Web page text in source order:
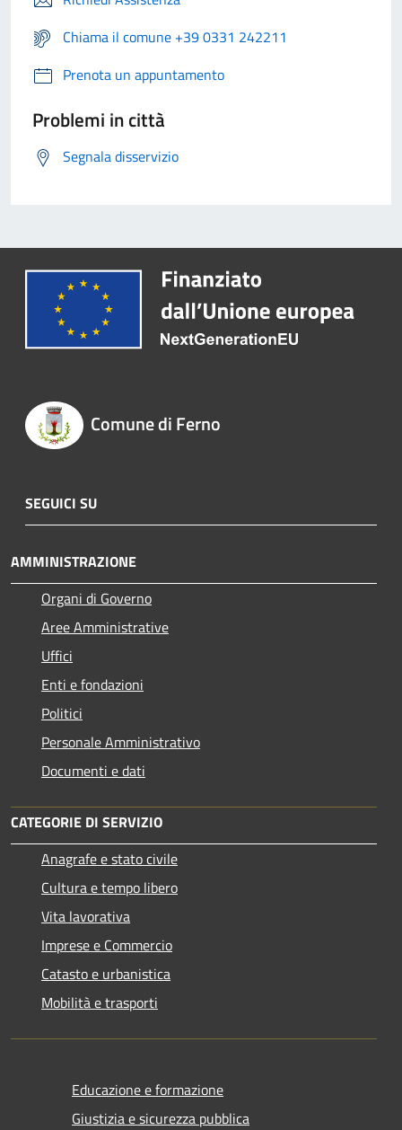
Chiama il comune +39 0331 242211
Prenota un appuntamento
Problemi in città
Segnala disservizio
Comune di Ferno
SEGUICI SU
AMMINISTRAZIONE
Organi di Governo
Aree Amministrative
Uffici
Enti e fondazioni
Politici
Personale Amministrativo
Documenti e dati
CATEGORIE DI SERVIZIO
Anagrafe e stato civile
Cultura e tempo libero
Vita lavorativa
Imprese e Commercio
Catasto e urbanistica
Mobilità e trasporti
Educazione e formazione
Giustizia e sicurezza pubblica